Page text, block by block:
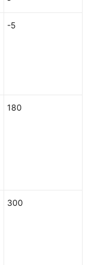
-5
180
300